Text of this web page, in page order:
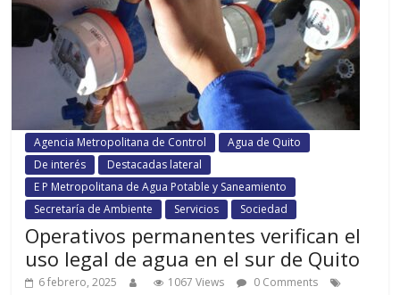
Agencia Metropolitana de Control
Agua de Quito
De interés
Destacadas lateral
E P Metropolitana de Agua Potable y Saneamiento
Secretaría de Ambiente
Servicios Sociedad
Operativos permanentes verifican el
uso legal de agua en el sur de Quito
6 febrero, 2025 1067 Views
0 Comments